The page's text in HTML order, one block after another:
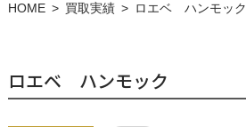
HOME 買取実績 ロエベ ハンモック
ロエベ ハンモック